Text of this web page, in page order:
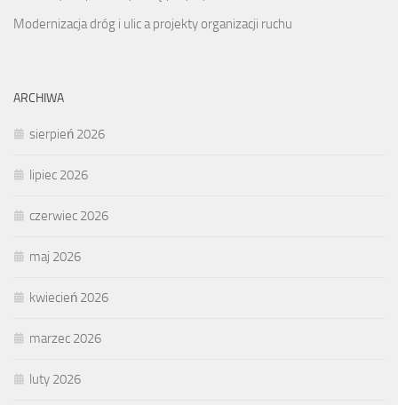
Modernizacja dróg i ulic a projekty organizacji ruchu
ARCHIWA
sierpień 2026
lipiec 2026
czerwiec 2026
maj 2026
kwiecień 2026
marzec 2026
luty 2026